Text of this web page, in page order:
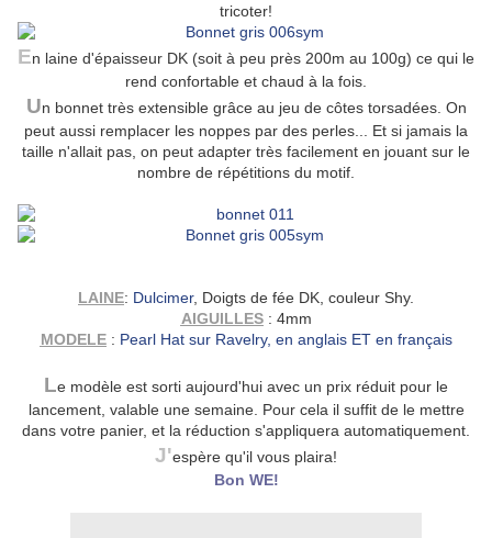
tricoter!
En laine d'épaisseur DK (soit à peu près 200m au 100g) ce qui le
rend confortable et chaud à la fois.
Un bonnet très extensible grâce au jeu de côtes torsadées. On
peut aussi remplacer les noppes par des perles... Et si jamais la
taille n'allait pas, on peut adapter très facilement en jouant sur le
nombre de répétitions du motif.
LAINE: Dulcimer, Doigts de fée DK, couleur Shy.
AIGUILLES: 4mm
MODELE: Pearl Hat sur Ravelry, en anglais ET en français
Le modèle est sorti aujourd'hui avec un prix réduit pour le
lancement, valable une semaine. Pour cela il suffit de le mettre
dans votre panier, et la réduction s'appliquera automatiquement.
J'espère qu'il vous plaira!
Bon WE!